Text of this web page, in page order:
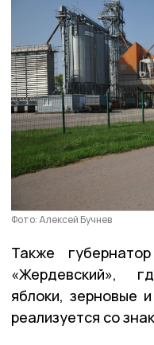
Фото: Алексей Бучнев
Также
«Жердевский»,
яблоки, зерновые
реализуется со